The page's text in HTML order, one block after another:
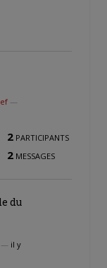
—
2 PARTICIPANTS
2 MESSAGES
du
— il y